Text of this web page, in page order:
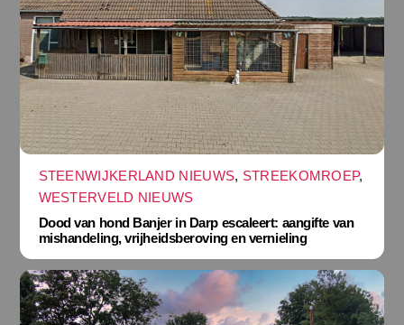
STEENWIJKERLAND NIEUWS, STREEKOMROEP,
WESTERVELD NIEUWS
Dood van hond Banjer in Darp escaleert: aangifte van
mishandeling, vrijheidsberoving en vernieling